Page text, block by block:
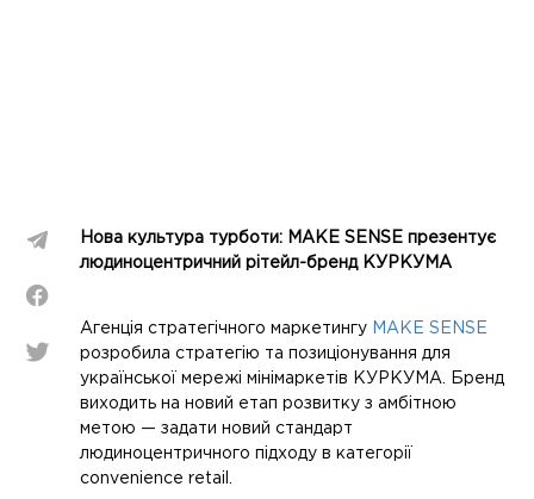
Нова культура турботи: MAKE SENSE презентує
людиноцентричний рітейл-бренд КУРКУМА
Агенція стратегічного маркетингу MAKE SENSE
розробила стратегію та позиціонування для
української мережі мінімаркетів КУРКУМА. Бренд
виходить на новий етап розвитку з амбітною
метою — задати новий стандарт
людиноцентричного підходу в категорії
convenience retail.